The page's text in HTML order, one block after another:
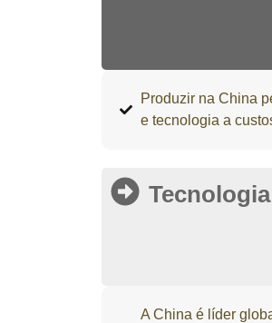
Produzir na China
e tecnologia a
A China é líder